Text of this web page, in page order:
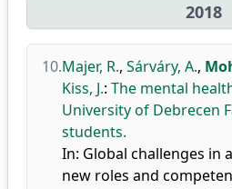
2018
10.Majer, R., Sárváry, A.,
Kiss, J.: The mental
University of Debrecen
students.
In: Global challenges in
new roles and